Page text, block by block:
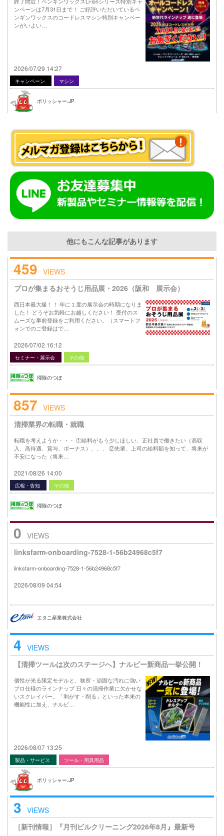
ンペーンは7月31日まで！ ご好評いただいているペ
ンギンワックスのコードレスマシン特別キャンペー
ンがいよい…
2026/07/29 14:27
キャンペーン マシン
ポリッシャー.JP
他にもこんな記事があります
459 VIEWS
プロが集まるおそうじ用品展・2026（阪和 展示会）
西日本最大級！！ 年に１度の展示会の時期になりま
した！ どうぞお気軽にお越しください！ 受付のス
ムーズな事前登録をご利用ください。（スマートフ
ォンでのご登録はで…
2026/07/02 16:12
セミナー・展示会 その他
掃除のつぼ
857 VIEWS
清掃業界の転職・就職
転職を考えようか・・・ ①給料がもう少しほしい、正社員で働きたい（高収
入、高待遇、賞与、ボーナス）、、、 ②先輩、上司の給料額を知って、将来が
不安になった（将来…
2021/08/26 14:00
広報・告知 その他
掃除のつぼ
0 VIEWS
linksfarm-onboarding-7528-1-56b24968c5f7
linksfarm-onboarding-7528-1-56b24968c5f7
2026/08/09 04:54
エタニ産業株式会社
4 VIEWS
【清掃ツールは次のステージへ】ナルビー新商品一挙公開！
個性が光る限定モデルと、狭所・頑固な汚れに強い
プロ仕様のラインナップ 日々の清掃作業に欠かせな
いスクレイパー。「剥がす・削る」といった本来の
機能性に加え、ナルビ…
2026/08/07 13:25
製品・サービス ツール・用具用品
ポリッシャー.JP
3 VIEWS
［新刊情報］『月刊ビルクリーニング2026年8月』最新号